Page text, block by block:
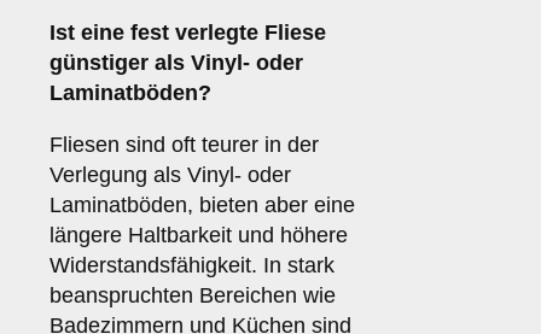
Ist eine fest verlegte Fliese
günstiger als Vinyl- oder
Laminatböden?
Fliesen sind oft teurer in der
Verlegung als Vinyl- oder
Laminatböden, bieten aber eine
längere Haltbarkeit und höhere
Widerstandsfähigkeit. In stark
beanspruchten Bereichen wie
Badezimmern und Küchen sind